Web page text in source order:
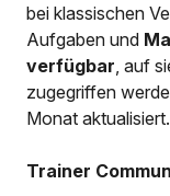
bei klassischen
Aufgaben und
verfügbar , auf
zugegriffen
Monat aktualisiert.
Trainer